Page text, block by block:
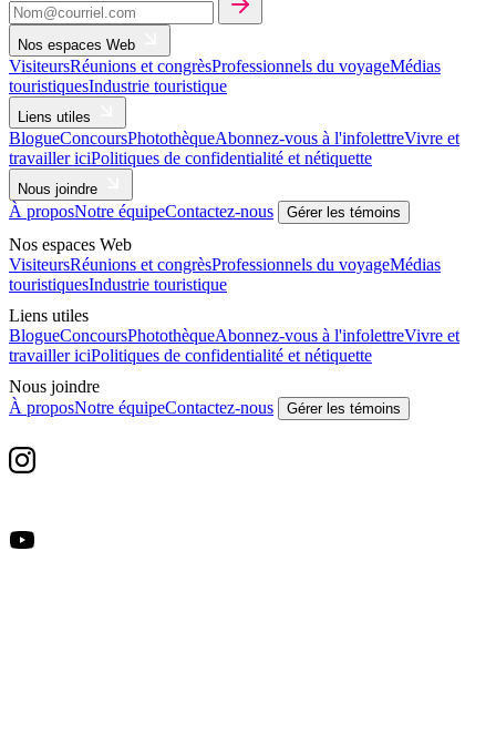
Nos espaces Web
VisiteursRéunions et congrèsProfessionnels du voyageMédias
touristiquesIndustrie touristique
Liens utiles
BlogueConcoursPhotothèqueAbonnez-vous à l'infolettreVivre et
travailler iciPolitiques de confidentialité et nétiquette
Nous joindre
À proposNotre équipeContactez-nous Gérer les témoins
Nos espaces Web
VisiteursRéunions et congrèsProfessionnels du voyageMédias
touristiquesIndustrie touristique
Liens utiles
BlogueConcoursPhotothèqueAbonnez-vous à l'infolettreVivre et
travailler iciPolitiques de confidentialité et nétiquette
Nous joindre
À proposNotre équipeContactez-nous Gérer les témoins